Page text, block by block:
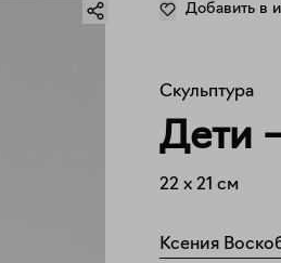
Добавить в
Скульптура
Дети
22 x 21 см
Ксения